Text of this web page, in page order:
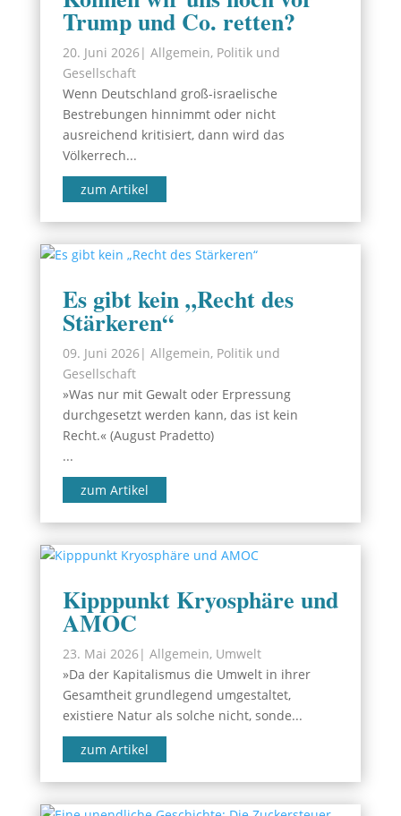
Trump und Co. retten?
20. Juni 2026| Allgemein, Politik und
Gesellschaft
Wenn Deutschland groß-israelische
Bestrebungen hinnimmt oder nicht
ausreichend kritisiert, dann wird das
Völkerrech...
zum Artikel
Es gibt kein „Recht des
Stärkeren“
09. Juni 2026| Allgemein, Politik und
Gesellschaft
»Was nur mit Gewalt oder Erpressung
durchgesetzt werden kann, das ist kein
Recht.« (August Pradetto)
...
zum Artikel
Kipppunkt Kryosphäre und
AMOC
23. Mai 2026| Allgemein, Umwelt
»Da der Kapitalismus die Umwelt in ihrer
Gesamtheit grundlegend umgestaltet,
existiere Natur als solche nicht, sonde...
zum Artikel